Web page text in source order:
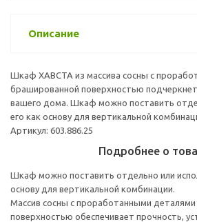
Описание
Шкаф ХАВСТА из массива сосны с
брашированной поверхностью
вашего дома. Шкаф можно поставить
его как основу для вертикальной
Артикул: 603.886.25
Подробнее о
Шкаф можно поставить отдельно или
основу для вертикальной комбинации.
Массив сосны с проработанными
поверхностью обеспечивает прочность,